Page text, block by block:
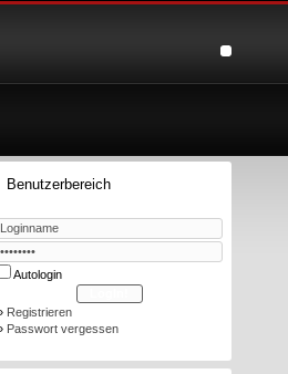
Benutzerbereich
Autologin
Registrieren
Passwort vergessen